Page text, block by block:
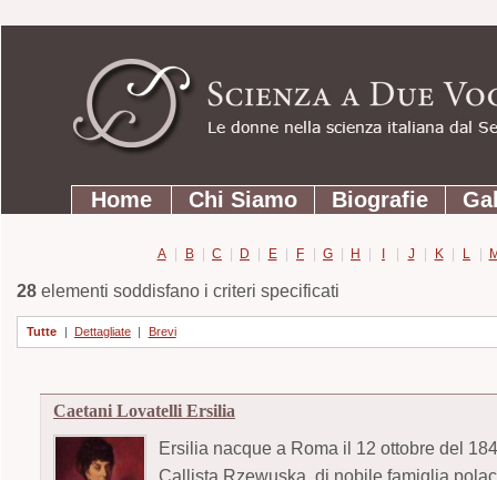
contenuti.
Strumenti
personali
SezioniHome Chi Siamo Biografie
A | B | C | D | E | F | G | H | I | J | K | L |
28elementi soddisfano i criteri specificati
Tutte | Dettagliate | Brevi
Caetani Lovatelli Ersilia
Ersilia nacque a Roma il 12 ottobre del
Callista Rzewuska, di nobile famiglia